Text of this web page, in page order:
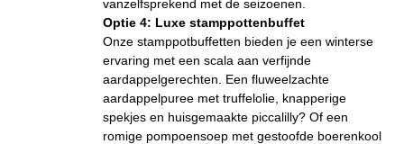
vanzelfsprekend met de seizoenen.
Optie 4: Luxe stamppottenbuffet
Onze stamppotbuffetten bieden je een winterse
ervaring met een scala aan verfijnde
aardappelgerechten. Een fluweelzachte
aardappelpuree met truffelolie, knapperige
spekjes en huisgemaakte piccalilly? Of een
romige pompoensoep met gestoofde boerenkool